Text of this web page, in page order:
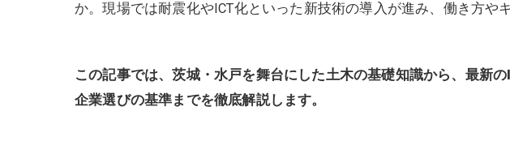
か。現場では耐震化やICT化といった新技術の導入が進み、働き方や
この記事では、茨城・水戸を舞台にした土木の基礎知識から、最新
企業選びの基準までを徹底解説します。